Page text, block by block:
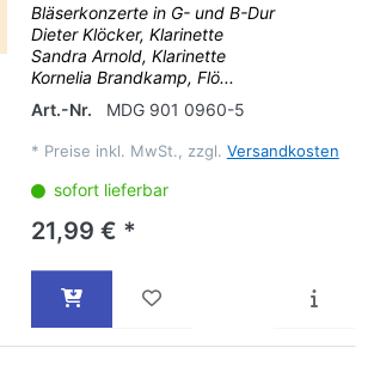
Bläserkonzerte in G- und B-Dur
Dieter Klöcker, Klarinette
Sandra Arnold, Klarinette
Kornelia Brandkamp, Flö...
Art.-Nr.
MDG 901 0960-5
* Preise inkl. MwSt., zzgl. Versandkosten
sofort lieferbar
21,99 € *